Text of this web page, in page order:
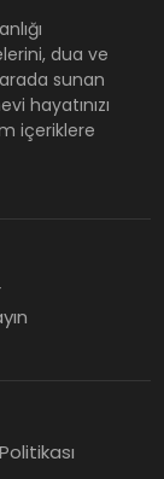
dua ve
sunan
hayatınızı
içeriklere